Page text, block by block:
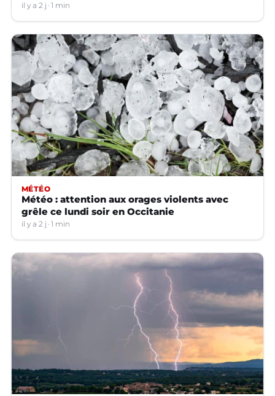
il y a 2 j 1 min
MÉTÉO
Météo : attention aux orages violents avec
grêle ce lundi soir en Occitanie
il y a 2 j 1 min